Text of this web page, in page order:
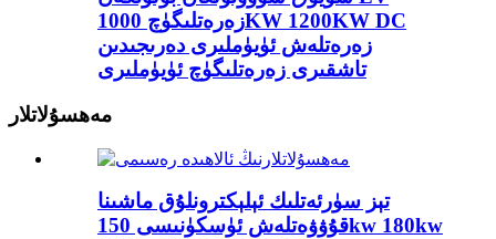
زەرەتلىگۈچ 1000KW 1200KW DC
زەرەتلەش ئۈيۈملىرى دەرىجىدىن
تاشقىرى زەرەتلىگۈچ ئۈيۈملىرى
مەھسۇلاتلار
تېز سۈرئەتلىك ئېلېكترونلۇق ماشىنا
قۇۋۋەتلەش ئۈسكۈنىسى 150kw 180kw